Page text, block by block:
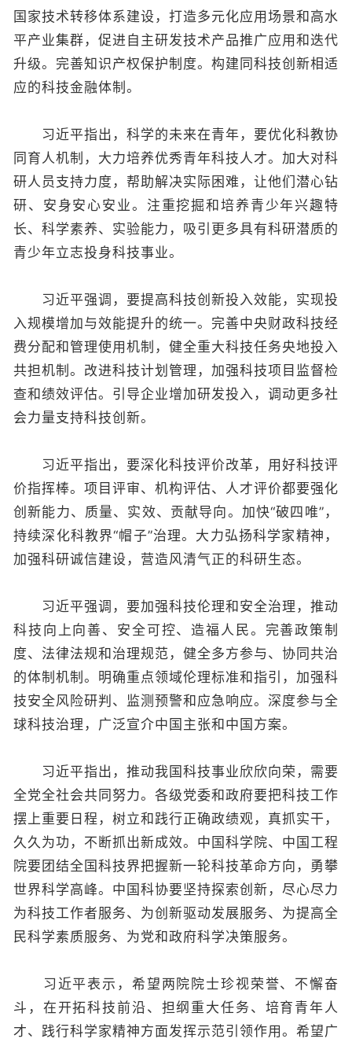
国家技术转移体系建设，打造多元化应用场景和高水
平产业集群，促进自主研发技术产品推广应用和迭代
升级。完善知识产权保护制度。构建同科技创新相适
应的科技金融体制。
习近平指出，科学的未来在青年，要优化科教协
同育人机制，大力培养优秀青年科技人才。加大对科
研人员支持力度，帮助解决实际困难，让他们潜心钻
研、安身安心安业。注重挖掘和培养青少年兴趣特
长、科学素养、实验能力，吸引更多具有科研潜质的
青少年立志投身科技事业。
习近平强调，要提高科技创新投入效能，实现投
入规模增加与效能提升的统一。完善中央财政科技经
费分配和管理使用机制，健全重大科技任务央地投入
共担机制。改进科技计划管理，加强科技项目监督检
查和绩效评估。引导企业增加研发投入，调动更多社
会力量支持科技创新。
习近平指出，要深化科技评价改革，用好科技评
价指挥棒。项目评审、机构评估、人才评价都要强化
创新能力、质量、实效、贡献导向。加快“破四唯”，
持续深化科教界“帽子”治理。大力弘扬科学家精神，
加强科研诚信建设，营造风清气正的科研生态。
习近平强调，要加强科技伦理和安全治理，推动
科技向上向善、安全可控、造福人民。完善政策制
度、法律法规和治理规范，健全多方参与、协同共治
的体制机制。明确重点领域伦理标准和指引，加强科
技安全风险研判、监测预警和应急响应。深度参与全
球科技治理，广泛宣介中国主张和中国方案。
习近平指出，推动我国科技事业欣欣向荣，需要
全党全社会共同努力。各级党委和政府要把科技工作
摆上重要日程，树立和践行正确政绩观，真抓实干，
久久为功，不断抓出新成效。中国科学院、中国工程
院要团结全国科技界把握新一轮科技革命方向，勇攀
世界科学高峰。中国科协要坚持探索创新，尽心尽力
为科技工作者服务、为创新驱动发展服务、为提高全
民科学素质服务、为党和政府科学决策服务。
习近平表示，希望两院院士珍视荣誉、不懈奋
斗，在开拓科技前沿、担纲重大任务、培育青年人
才、践行科学家精神方面发挥示范引领作用。希望广